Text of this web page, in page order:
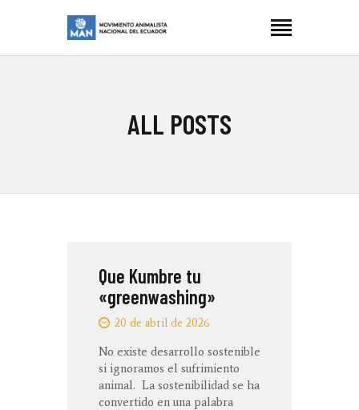
ALL POSTS
MOVIMIENTO ANIMALISTA NACIONAL ECUADOR
NOSOTRES
ARTIVISMO
Que Kumbre tu
«greenwashing»
20 de abril de 2026
No existe desarrollo sostenible
si ignoramos el sufrimiento
animal. La sostenibilidad se ha
convertido en una palabra